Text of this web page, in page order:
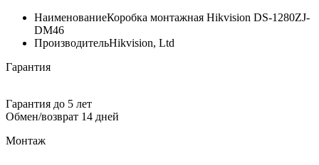
НаименованиеКоробка монтажная Hikvision DS-1280ZJ-
DM46
ПроизводительHikvision, Ltd
Гарантия
Гарантия до 5 лет
Обмен/возврат 14 дней
Монтаж